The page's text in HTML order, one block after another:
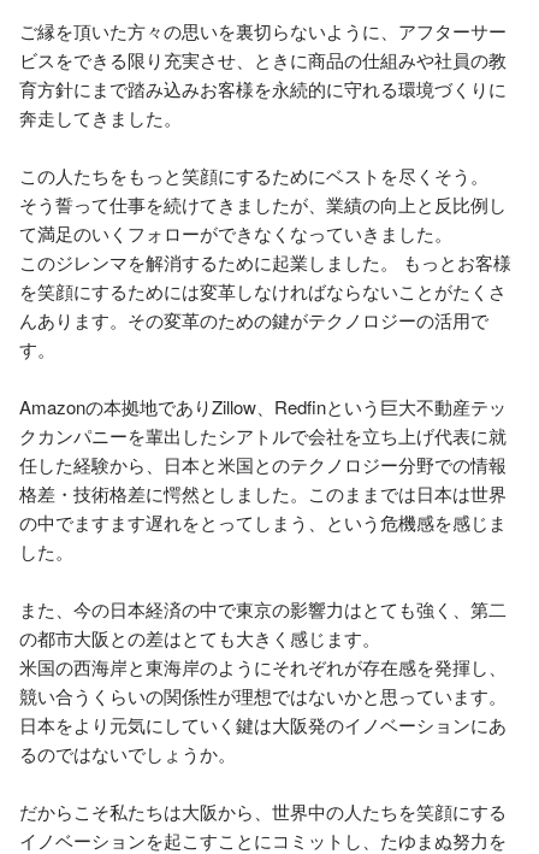
ご縁を頂いた方々の思いを裏切らないように、アフターサー
ビスをできる限り充実させ、ときに商品の仕組みや社員の教
育方針にまで踏み込みお客様を永続的に守れる環境づくりに
奔走してきました。
この人たちをもっと笑顔にするためにベストを尽くそう。
そう誓って仕事を続けてきましたが、業績の向上と反比例し
て満足のいくフォローができなくなっていきました。
このジレンマを解消するために起業しました。 もっとお客様
を笑顔にするためには変革しなければならないことがたくさ
んあります。その変革のための鍵がテクノロジーの活用で
す。
Amazonの本拠地でありZillow、Redfinという巨大不動産テッ
クカンパニーを輩出したシアトルで会社を立ち上げ代表に就
任した経験から、日本と米国とのテクノロジー分野での情報
格差・技術格差に愕然としました。このままでは日本は世界
の中でますます遅れをとってしまう、という危機感を感じま
した。
また、今の日本経済の中で東京の影響力はとても強く、第二
の都市大阪との差はとても大きく感じます。
米国の西海岸と東海岸のようにそれぞれが存在感を発揮し、
競い合うくらいの関係性が理想ではないかと思っています。
日本をより元気にしていく鍵は大阪発のイノベーションにあ
るのではないでしょうか。
だからこそ私たちは大阪から、世界中の人たちを笑顔にする
イノベーションを起こすことにコミットし、たゆまぬ努力を